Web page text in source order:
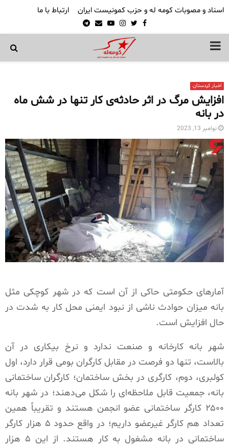
اسناد و مصوبات کومه له و حزب کمونیست ایران ارتباط با ما
Facebook
Twitter
Instagram
Youtube
Email
Telegram
PRIMARY
اخبار کردستان
افزایش مرگ در اثر حادثه‌ی کار تنها در شش ماه
در بانه
نوامبر 13, 2023
آمارهای حکومتی حاکی از آن است که در شهر کوچکی مثل
بانه میزان حوادث ناشی از نبود ایمنی محل کار به شدت در
حال افزایش است.
شهر بانه کارخانه و صنعت ندارد و نرخ بیکاری در آن
بالاست، تنها دو فرصت در مقابل کارگران بومی قرار دارد، اول
کولبری، دوم، کارگری در بخش ساختمان؛ کارگران ساختمانی
بانه، جمعیت قابل ملاحظه‌ای را شکل می‌دهند؛ در شهر بانه
۲۵۰۰ کارگر ساختمانی عضو انجمن هستند و تقریباً همین
تعداد هم کارگر غیرعضو داریم؛ در واقع حدود ۵ هزار کارگر
ساختمانی در بانه مشغول به کار هستند. از این ۵ هزار